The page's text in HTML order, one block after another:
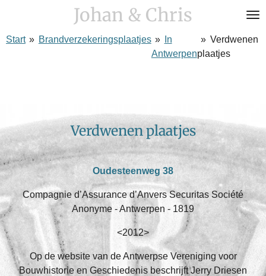
naar
Johan & Chris
Start » Brandverzekeringsplaatjes »
In
Antwerpen
» Verdwenen
plaatjes
Verdwenen plaatjes
Oudesteenweg 38
Compagnie d’Assurance d’Anvers Securitas Société
Anonyme - Antwerpen - 1819
<2012>
Op de website van de Antwerpse Vereniging voor
Bouwhistorie en Geschiedenis beschrijft Jerry Driesen